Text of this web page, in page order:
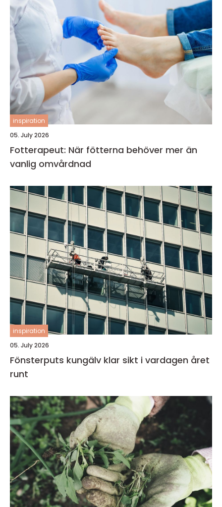
inspiration
05. July 2026
Fotterapeut: När fötterna behöver mer än
vanlig omvårdnad
inspiration
05. July 2026
Fönsterputs kungälv klar sikt i vardagen året
runt